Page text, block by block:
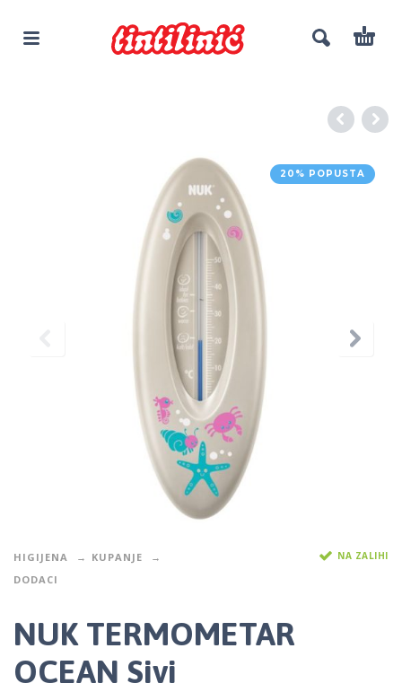
20% POPUSTA
HIGIJENA
KUPANJE
DODACI
NA ZALIHI
NUK TERMOMETAR
OCEAN Sivi